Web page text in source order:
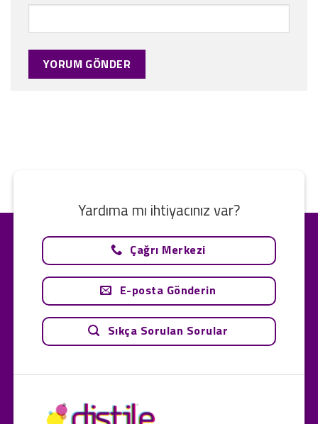
Yardıma mı ihtiyacınız var?
Çağrı Merkezi
E-posta Gönderin
Sıkça Sorulan Sorular